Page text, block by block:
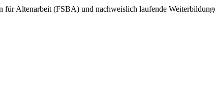
Altenarbeit (FSBA) und nachweislich laufende